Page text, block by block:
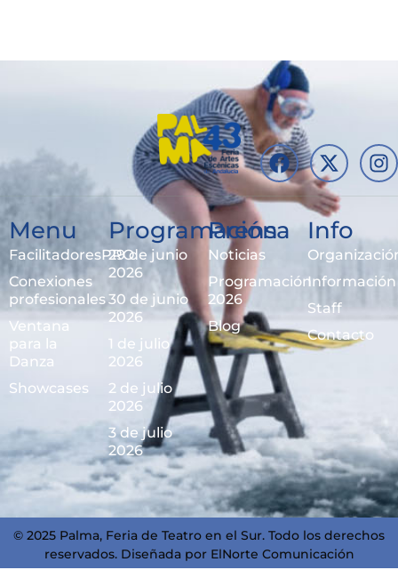
Menu
FacilitadoresPRO
Conexiones
profesionales
Ventana
para la
Danza
Showcases
Programación
29 de junio
2026
30 de junio
2026
1 de julio
2026
2 de julio
2026
3 de julio
2026
Prensa
Noticias
Programación
2026
Blog
Info
Información
Staff
Contacto
© 2025 Palma, Feria de Teatro en el Sur. Todo los derechos
reservados. Diseñada por ElNorte Comunicación